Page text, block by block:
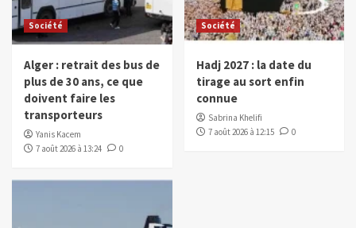
Société
Alger : retrait des bus de
plus de 30 ans, ce que
doivent faire les
transporteurs
Yanis Kacem
7 août 2026 à 13:24
0
Société
Hadj 2027 : la date du
tirage au sort enfin
connue
Sabrina Khelifi
7 août 2026 à 12:15
0